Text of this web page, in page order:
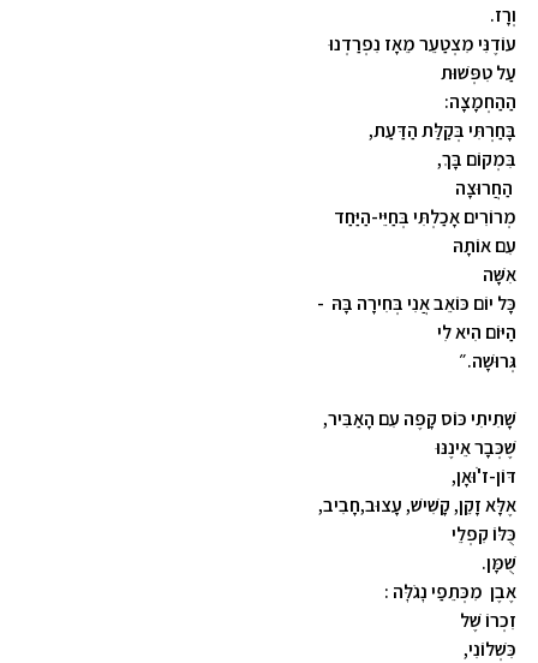
וְרָז.
עוֹדֶנִּי מִצְטַעֵר מֵאָז נִפְרַדְנוּ
עַל טִפְּשׁוּת
הַהַחְמָצָה:
בָּחַרְתִּי בְּקַלַּת הַדַּעַת,
בִּמְקוֹם בָּךְ,
הַחֲרוּצָה
מְרוֹרִים אָכַלְתִּי בְּחַיֵּי-הַיַּחַד
עִם אוֹתָהּ
אִשָּׁה
כָּל יוֹם כּוֹאֵב אֲנִי בְּחִירָה בָּהּ -
הַיּוֹם הִיא לִי
גְּרוּשָׁה.״
שָׁתִיתִי כּוֹס קָפֶה עִם הָאַבִּיר,
שֶׁכְּבָר אֵינֶנּוּ
דּוֹן-ז'ֹוּאָן,
אֶלָּא זָקֵן, קָשִׁישׁ, עָצוּב,חָבִיב,
כֻּלּוֹ קִפְלֵי
שֻׁמָּן.
אֶבֶן מִכְּתֵפַי נׇגֹלׇּה :
זִכְרוֹ שֶׁל
כִּשְׁלוֹנִי,